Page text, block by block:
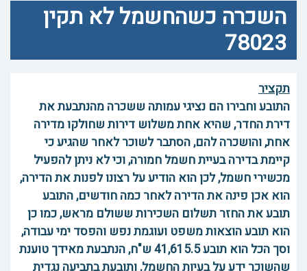
השכרה כשהחשמל לא תקין
78023
תקציר
התובע וחבירו הם נציגי עמותה ששכרה מהנתבעת את
דירת החדר, שהיא אחת משלוש דירות שחולקו מדירה
אחת, והושכרה להם, הסתבר לשוכר לאחר שהגיע כי
קיימת בדירה בעיית חשמל חמורה, וכי לא ניתן להפעיל
מכשירי חשמל, לכן הוא הודיע על רצונו לפנות את הדירה,
הוא אכן פינה את הדירה לאחר כמה חודשים, התובע
תובע את החזר תשלום השכירות ששולם מראש, כמו כן
הוא תובע הוצאות משפט ועוגמת נפש והפסד ימי עבודה,
וסך הכל הוא תובע 41,615.5 ש"ח, הנתבעת מאידך טוענת
שהשוכר ידע על בעיות החשמל, ותובעת בתביעה נגדית